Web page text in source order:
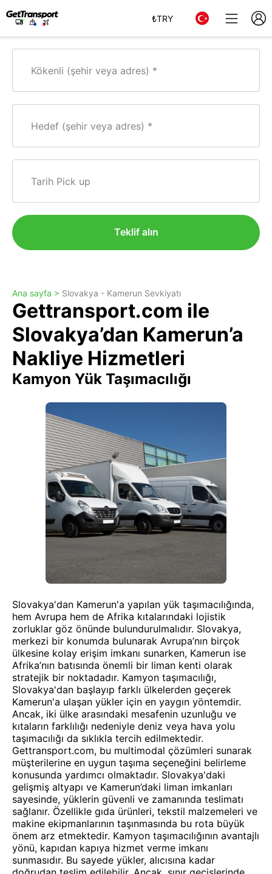
₺TRY
Kökenli (şehir veya adres)
Hedef (şehir veya adres)
Tarih Pick up
Teklif alın
Ana sayfa > Slovakya - Kamerun Sevkiyatı
Gettransport.com ile
Slovakya’dan Kamerun’a
Nakliye Hizmetleri
Kamyon Yük Taşımacılığı
Slovakya'dan Kamerun'a yapılan yük taşımacılığında,
hem Avrupa hem de Afrika kıtalarındaki lojistik
zorluklar göz önünde bulundurulmalıdır. Slovakya,
merkezi bir konumda bulunarak Avrupa’nın birçok
ülkesine kolay erişim imkanı sunarken, Kamerun ise
Afrika’nın batısında önemli bir liman kenti olarak
stratejik bir noktadadır. Kamyon taşımacılığı,
Slovakya'dan başlayıp farklı ülkelerden geçerek
Kamerun'a ulaşan yükler için en yaygın yöntemdir.
Ancak, iki ülke arasındaki mesafenin uzunluğu ve
kıtaların farklılığı nedeniyle deniz veya hava yolu
taşımacılığı da sıklıkla tercih edilmektedir.
Gettransport.com, bu multimodal çözümleri sunarak
müşterilerine en uygun taşıma seçeneğini belirleme
konusunda yardımcı olmaktadır. Slovakya'daki
gelişmiş altyapı ve Kamerun’daki liman imkanları
sayesinde, yüklerin güvenli ve zamanında teslimatı
sağlanır. Özellikle gıda ürünleri, tekstil malzemeleri ve
makine ekipmanlarının taşınmasında bu rota büyük
önem arz etmektedir. Kamyon taşımacılığının avantajlı
yönü, kapıdan kapıya hizmet verme imkanı
sunmasıdır. Bu sayede yükler, alıcısına kadar